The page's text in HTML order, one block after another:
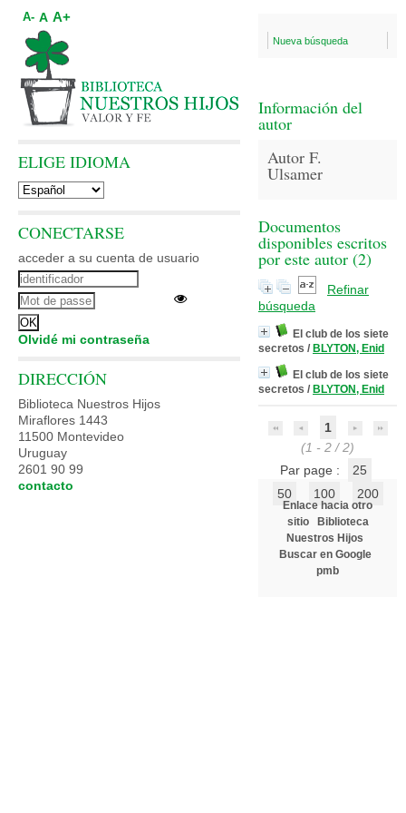
Nueva búsqueda
Información del
autor
Autor F.
Ulsamer
Documentos
disponibles escritos
por este autor (2)
Refinar
búsqueda
El club de los siete
secretos / BLYTON, Enid
El club de los siete
secretos / BLYTON, Enid
1
(1 - 2 / 2)
Par page :
25
50
100 200
Enlace hacia otro
sitio
Biblioteca
Nuestros Hijos
Buscar en Google
pmb
A- A A+
ELIGE IDIOMA
CONECTARSE
acceder a su cuenta de usuario
Olvidé mi contraseña
DIRECCIÓN
Biblioteca Nuestros Hijos
Miraflores 1443
11500 Montevideo
Uruguay
2601 90 99
contacto